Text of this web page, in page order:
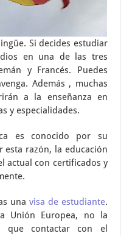
Si decides estudiar
en una de las tres
y Francés. Puedes
Además , muchas
a la enseñanza en
y especialidades.
es conocido por su
esta razón, la educación
actual con certificados y
una visa de estudiante.
Unión Europea, no la
que contactar con el